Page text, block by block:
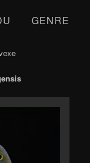
GENRE
convexe